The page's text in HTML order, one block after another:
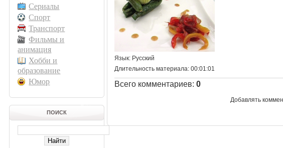
Сериалы
Спорт
Транспорт
Фильмы и
анимация
Хобби и
образование
Юмор
ПОИСК
Язык: Русский
Длительность материала: 00:01:01
Всего комментариев:0
Добавлять